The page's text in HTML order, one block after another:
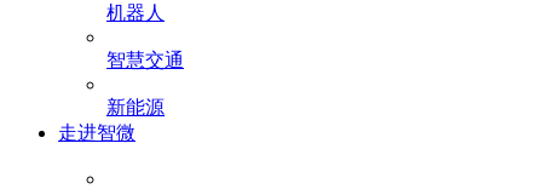
机器人
智慧交通
新能源
走进智微